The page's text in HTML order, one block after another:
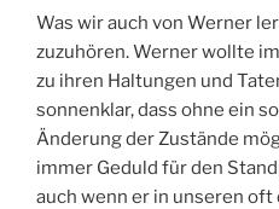
Was wir auch von Werner
zuzuhören. Werner wollte
zu ihren Haltungen und
sonnenklar, dass ohne ein
Änderung der Zustände
immer Geduld für den
auch wenn er in unseren